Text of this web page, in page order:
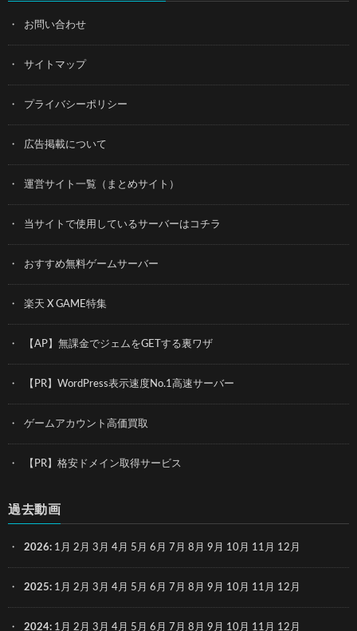
お問い合わせ
サイトマップ
プライバシーポリシー
広告掲載について
運営サイト一覧（まとめサイト）
当サイトで使用しているサーバーはコチラ
おすすめ無料ゲームサーバー
楽天 X GAME特集
【AP】無課金でジェムをGETする裏ワザ
【PR】WordPress表示速度No.1高速サーバー
ゲームアカウント高価買取
【PR】格安ドメイン取得サービス
過去動画
2026: 1月 2月 3月 4月 5月 6月 7月 8月 9月 10月 11月 12月
2025: 1月 2月 3月 4月 5月 6月 7月 8月 9月 10月 11月 12月
2024: 1月 2月 3月 4月 5月 6月 7月 8月 9月 10月 11月 12月